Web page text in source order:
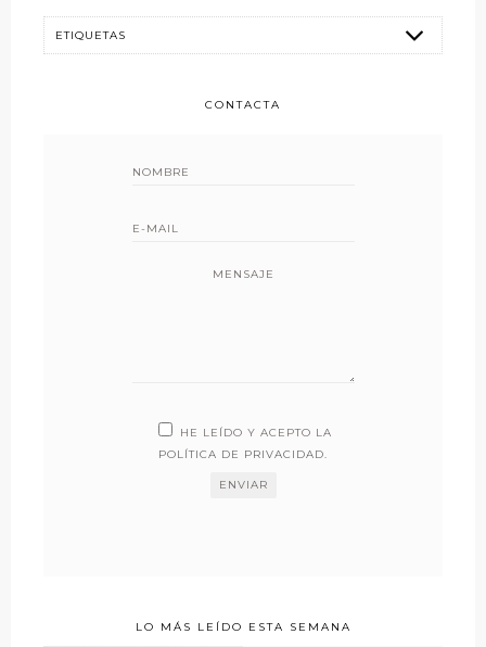
CONTACTA
MENSAJE
HE LEÍDO Y ACEPTO LA
POLÍTICA DE PRIVACIDAD.
LO MÁS LEÍDO ESTA SEMANA